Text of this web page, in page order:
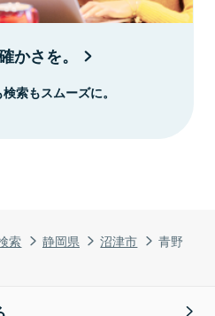
索 静岡県 沼津市 青野
かさを。
索もスムーズに。